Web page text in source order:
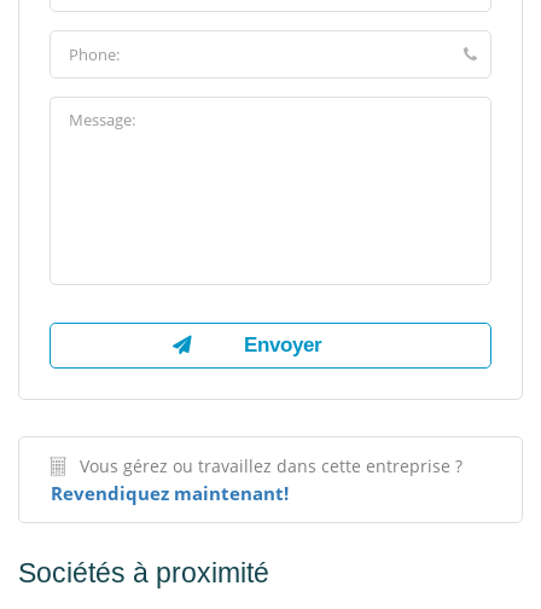
Vous gérez ou travaillez dans cette entreprise ?
Revendiquez maintenant!
Sociétés à proximité